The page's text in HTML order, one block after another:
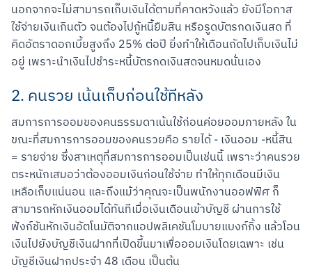
นอกจากจะไม่สามารถเก็บเงินได้ตามที่คาดหวังแล้ว ยังมีโอกาส
ใช้จ่ายเงินเกินตัว จนต้องไปกู้หนี้ยืมสิน หรือรูดบัตรกดเงินสด ที่
คิดอัตราดอกเบี้ยสูงถึง 25% ต่อปี ยิ่งทำให้เดือนถัดไปเก็บเงินไม่
อยู่ เพราะนำเงินไปชำระหนี้บัตรกดเงินสดจนหมดนั่นเอง
2. คนรวย เน้นเก็บก่อนใช้ทีหลัง
สมการการออมของคนธรรมดาเน้นใช้ก่อนค่อยออมภายหลัง ใน
ขณะที่สมการการออมของคนรวยคือ รายได้ - เงินออม -หนี้สิน
= รายจ่าย ซึ่งสาเหตุที่สมการการออมเป็นเช่นนี้ เพราะว่าคนรวย
ตระหนักเสมอว่าต้องออมเงินก่อนใช้จ่าย ทำให้ทุกเดือนมีเงิน
เหลือเก็บแน่นอน และถึงแม้ว่าคุณจะเป็นพนักงานออฟฟิศ ก็
สามารถหักเงินออมได้ทันทีเมื่อเงินเดือนเข้าบัญชี ผ่านการใช้
ฟังก์ชันหักเงินอัตโนมัติจากแอปพลิเคชันโมบายแบงก์กิ้ง แล้วโอน
เงินไปยังบัญชีเงินฝากที่เปิดขึ้นมาเพื่อออมเงินโดยเฉพาะ เช่น
บัญชีเงินฝากประจำ 48 เดือน เป็นต้น